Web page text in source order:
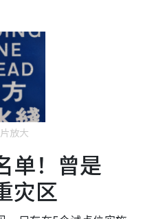
放大
单！曾是
灾区